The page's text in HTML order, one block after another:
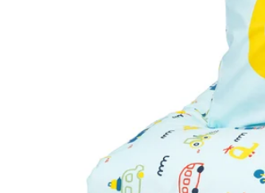
Image zoomed out, normal view